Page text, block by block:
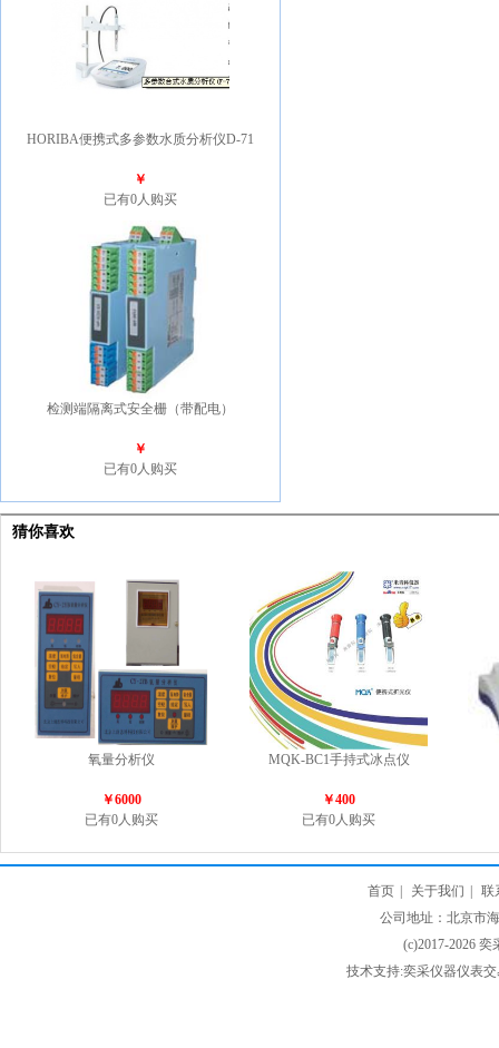
HORIBA便携式多参数水质分析仪D-71
￥
已有0人购买
检测端隔离式安全栅（带配电）
￥
已有0人购买
猜你喜欢
氧量分析仪
￥6000
已有0人购买
MQK-BC1手持式冰点仪
￥400
已有0人购买
首页 关于我们
联
公司地址：北京市
(c)2017-2026
技术支持:奕采仪器仪表